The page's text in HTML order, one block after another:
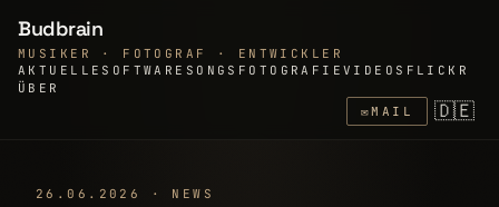
Budbrain
MUSIKER · FOTOGRAF · ENTWICKLER
AKTUELLE SOFTWARE SONGS FOTOGRAFIEVIDEOS FLICKR
ÜBER
✉MAIL 🇩🇪
26.06.2026 · NEWS